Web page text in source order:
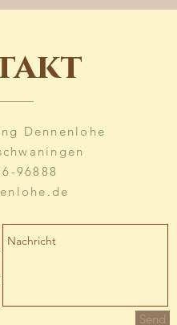
Dennenlohe
96888
Send